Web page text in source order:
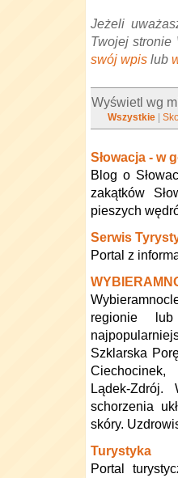
Jeżeli
Twojej
swój wpis lub
Wyświetl wg
Wszystkie |
Słowacja - w
Blog o
zakątków
pieszych
Serwis
Portal z
regionie
Szklarska
Ciechocinek,
Lądek-
schorzenia
skóry.
Turystyka
Portal